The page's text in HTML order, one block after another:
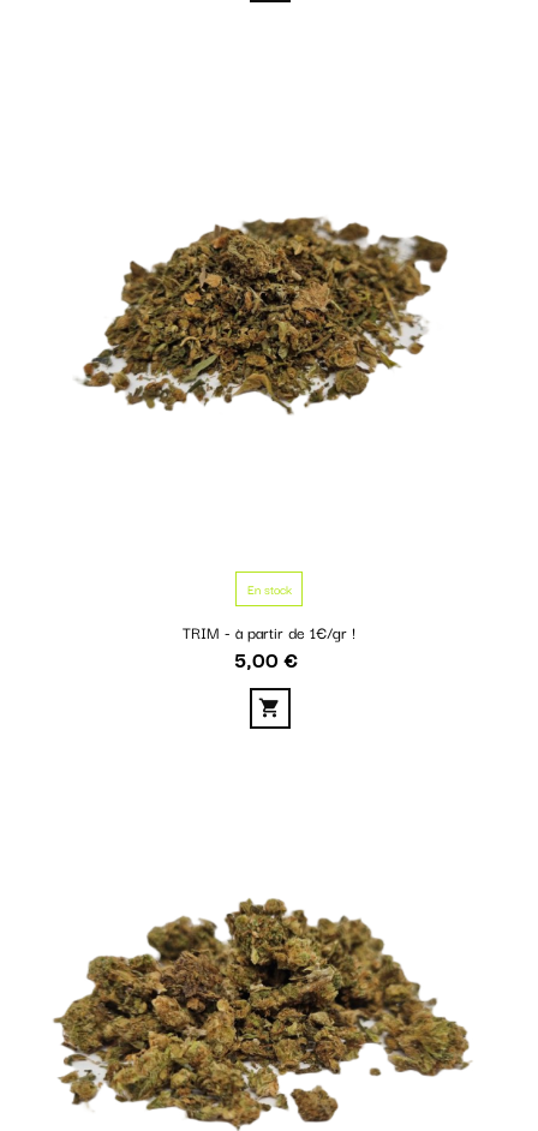
En stock
TRIM - à partir de 1€/gr !
Prix
5,00 €